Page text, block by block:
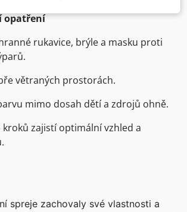
opatření
rukavice, brýle a masku proti
větraných prostorách.
mimo dosah dětí a zdrojů ohně.
zajistí optimální vzhled a
spreje zachovaly své vlastnosti a